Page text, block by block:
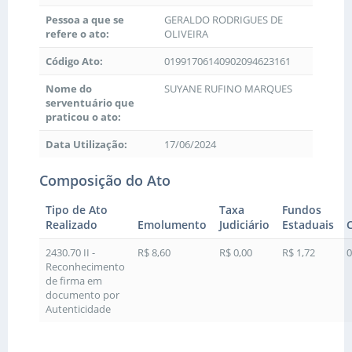
Pessoa a que se
refere o ato:
GERALDO RODRIGUES DE
OLIVEIRA
Código Ato:
01991706140902094623161
Nome do
serventuário que
praticou o ato:
SUYANE RUFINO MARQUES
Data Utilização: 17/06/2024
Composição do Ato
Tipo de Ato
Realizado
Emolumento
Taxa
Judiciário
Fundos
Estaduais
2430.70 II -
Reconhecimento
de firma em
documento por
Autenticidade
R$ 8,60 R$ 0,00 R$ 1,72